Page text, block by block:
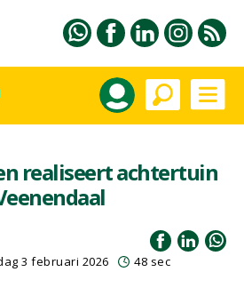
realiseert achtertuin
3 februari 2026 48 sec